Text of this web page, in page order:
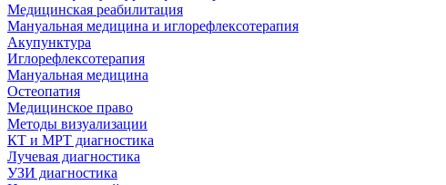
Медицинская реабилитация
Мануальная медицина и иглорефлексотерапия
Акупунктура
Иглорефлексотерапия
Мануальная медицина
Остеопатия
Медицинское право
Методы визуализации
КТ и МРТ диагностика
Лучевая диагностика
УЗИ диагностика